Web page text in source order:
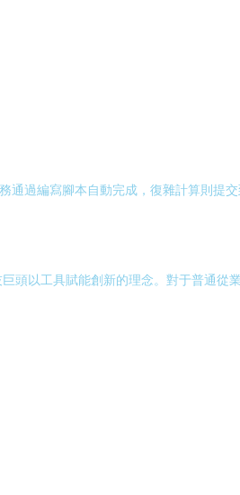
通過編寫腳本自動完成，復雜計算則提
頭以工具賦能創新的理念。對于普通從業